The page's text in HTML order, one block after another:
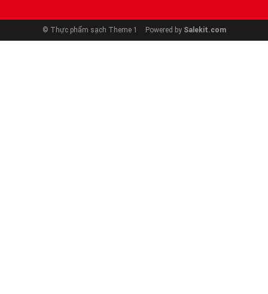
© Thực phẩm sạch Theme 1 Powered by Salekit.com